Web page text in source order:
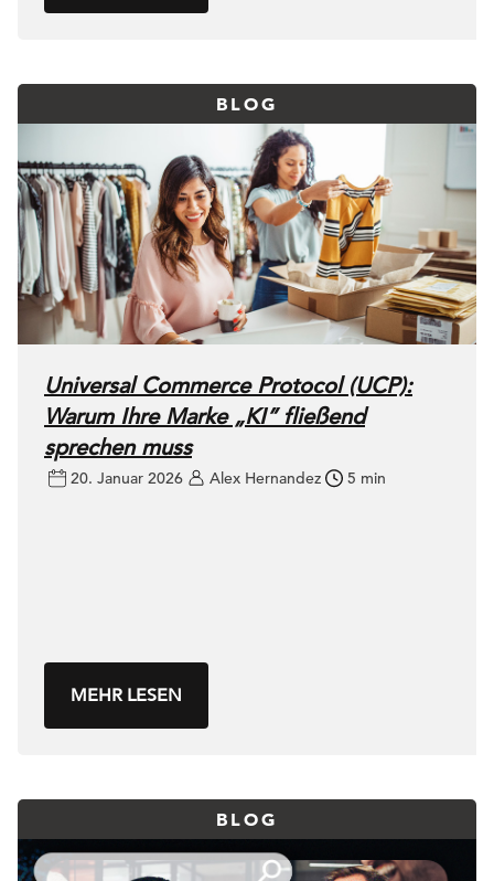
BLOG
Universal Commerce Protocol (UCP):
Warum Ihre Marke „KI” fließend
sprechen muss
20. Januar 2026 Alex Hernandez 5 min
MEHR LESEN
BLOG